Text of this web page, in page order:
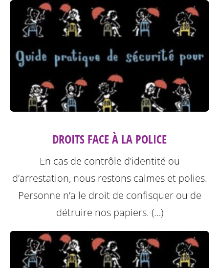
DROITS FACE À LA POLICE
En cas de contrôle d’identité ou
d’arrestation, nous restons calmes et polies.
Personne n’a le droit de confisquer ou de
détruire nos papiers. (…)